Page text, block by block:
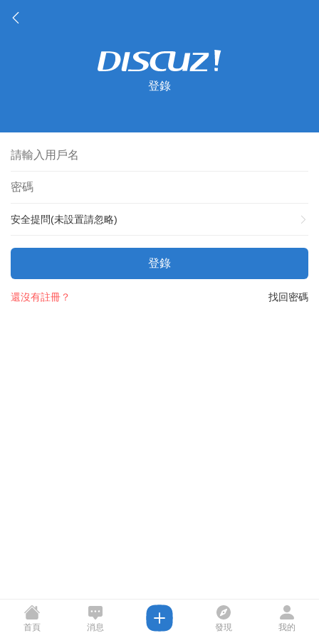
登錄
安全提問(未設置請忽略)
登錄
找回密碼
還沒有註冊？
首頁 消息 發現 我的